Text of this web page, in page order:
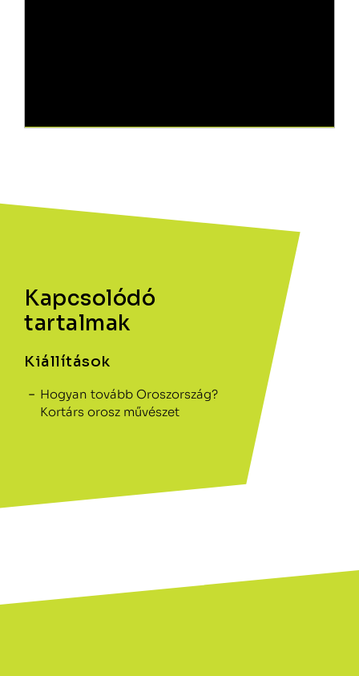
Kapcsolódó
tartalmak
Kiállítások
Hogyan tovább Oroszország?
Kortárs orosz művészet